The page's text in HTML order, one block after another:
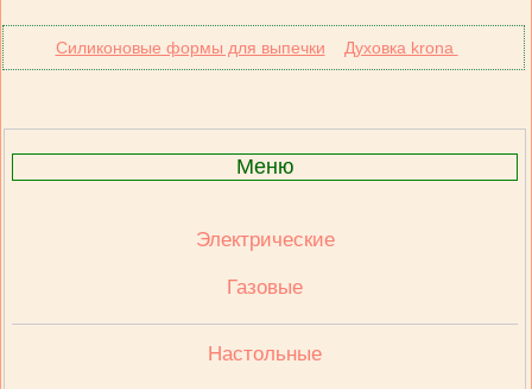
Cиликоновые формы для выпечки Духовка krona
Меню
Электрические
Газовые
Настольные